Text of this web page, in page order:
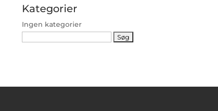
Kategorier
Ingen kategorier